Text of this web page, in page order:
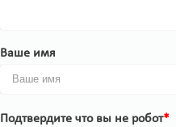
Ваше имя
Подтвердите что вы не робот*